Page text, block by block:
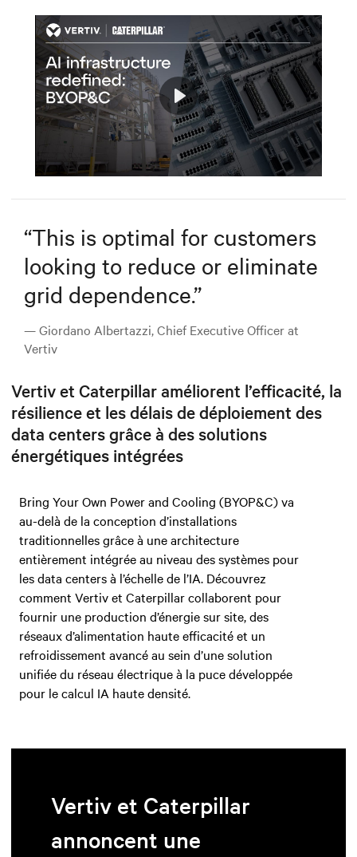
Mute Settings
Play
“This is optimal for customers
looking to reduce or eliminate
grid dependence.”
— Giordano Albertazzi, Chief Executive Officer at
Vertiv
Vertiv et Caterpillar améliorent l’efficacité, la
résilience et les délais de déploiement des
data centers grâce à des solutions
énergétiques intégrées
Bring Your Own Power and Cooling (BYOP&C) va
au-delà de la conception d’installations
traditionnelles grâce à une architecture
entièrement intégrée au niveau des systèmes pour
les data centers à l’échelle de l’IA. Découvrez
comment Vertiv et Caterpillar collaborent pour
fournir une production d’énergie sur site, des
réseaux d’alimentation haute efficacité et un
refroidissement avancé au sein d’une solution
unifiée du réseau électrique à la puce développée
pour le calcul IA haute densité.
Vertiv et Caterpillar
annoncent une